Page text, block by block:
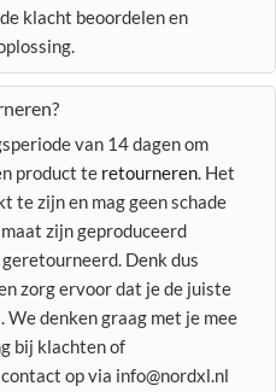
klacht beoordelen en
van 14 dagen om
product te retourneren. Het
te zijn en mag geen schade
zijn geproduceerd
Denk dus
zorg ervoor dat je de juiste
denken graag met je mee
bij klachten of
op via info@nordxl.nl